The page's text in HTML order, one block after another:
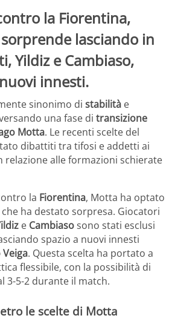
la Fiorentina,
lasciando in
Yildiz e Cambiaso,
innesti.
sinonimo di stabilità e
una fase di transizione
Motta. Le recenti scelte del
dibattiti tra tifosi e addetti ai
alle formazioni schierate
la Fiorentina, Motta ha optato
ha destato sorpresa. Giocatori
e Cambiasosono stati esclusi
spazio a nuovi innesti
Veiga. Questa scelta ha portato a
flessibile, con la possibilità di
3-5-2 durante il match.
le scelte di Motta